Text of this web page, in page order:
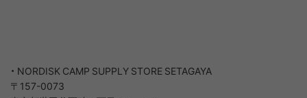
・ NORDISK CAMP SUPPLY STORE SETAGAYA
〒157-0073